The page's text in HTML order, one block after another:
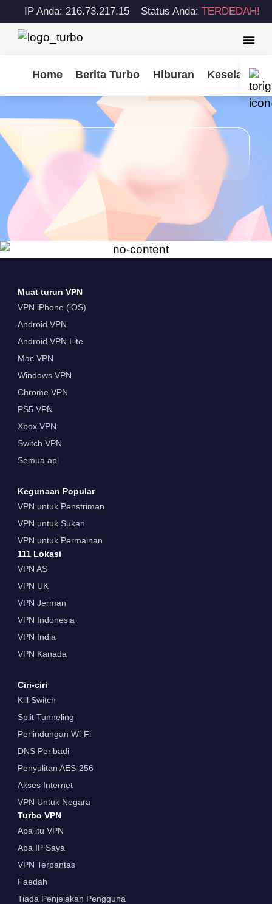
IP Anda: 216.73.217.15 Status Anda: TERDEDAH!
Home Berita Turbo Hiburan
Muat turun VPN
VPN iPhone (iOS)
Android VPN
Android VPN Lite
Mac VPN
Windows VPN
Chrome VPN
PS5 VPN
Xbox VPN
Switch VPN
Semua apl
Kegunaan Popular
VPN untuk Penstriman
VPN untuk Sukan
VPN untuk Permainan
111 Lokasi
VPN AS
VPN UK
VPN Jerman
VPN Indonesia
VPN India
VPN Kanada
Ciri-ciri
Kill Switch
Split Tunneling
Perlindungan Wi-Fi
DNS Peribadi
Penyulitan AES-256
Akses Internet
VPN Untuk Negara
Turbo VPN
Apa itu VPN
Apa IP Saya
VPN Terpantas
Faedah
Tiada Penjejakan Pengguna